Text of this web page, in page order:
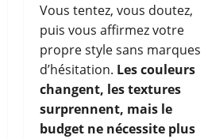
Vous tentez, vous doutez,
puis vous affirmez votre
propre style sans marques
d’hésitation. Les couleurs
changent, les textures
surprennent, mais le
budget ne nécessite plus